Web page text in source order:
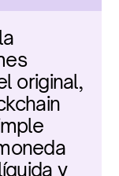
original,
y